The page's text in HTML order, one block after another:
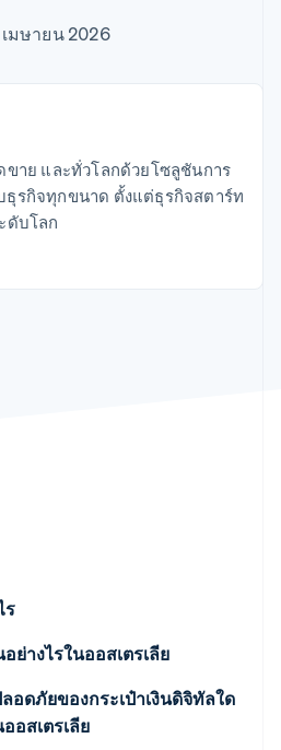
ยงานที่
กแบบเอง
โครงสร้างพื้นฐานระบบเศรษฐกิจสำหรับ
ร การเดินทาง
ม่แสวงผลกำไร
ฉพาะทาง
ปลีก
มูล
ต่อการทำงาน
มษายน 2026
ขาย และทั่วโลกด้วยโซลูชันการ
ธุรกิจทุกขนาด ตั้งแต่ธุรกิจสตาร์ท
ดับโลก
ร
ย่างไรในออสเตรเลีย
อดภัยของกระเป๋าเงินดิจิทัลใด
อสเตรเลีย